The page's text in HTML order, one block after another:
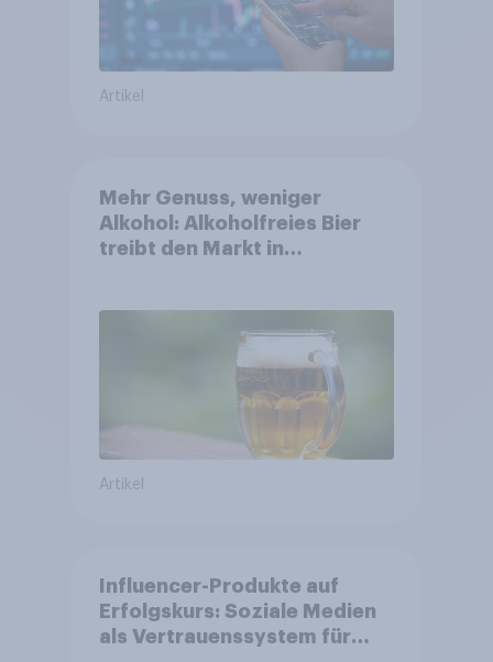
Artikel
Mehr Genuss, weniger
Alkohol: Alkoholfreies Bier
treibt den Markt in
Artikel
Influencer-Produkte auf
Erfolgskurs: Soziale Medien
als Vertrauenssystem für